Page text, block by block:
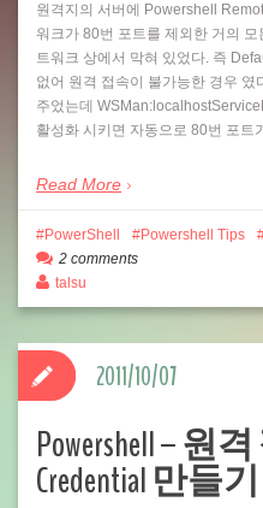
원격지의 서버에 Powershell
워크가 80번 포트를 제외한 거의
트워크 상에서 막혀 있었다. 즉
없어 원격 접속이 불가능한 경우
주었는데
활성화 시키면 자동으로 80번 포
Read More
PowerShell Powershell Tips
2 comments
talsu
Powershell – 원
Credential 만들기
2011/10/07